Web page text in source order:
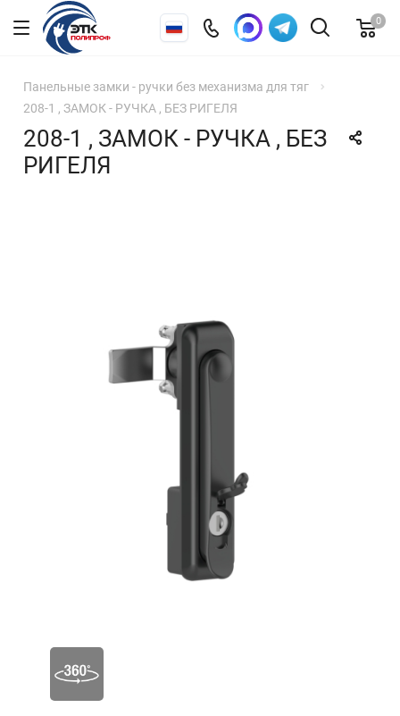
0
Панельные замки - ручки без механизма для тяг
208-1 , ЗАМОК - РУЧКА , БЕЗ РИГЕЛЯ
208-1 , ЗАМОК - РУЧКА , БЕЗ
РИГЕЛЯ